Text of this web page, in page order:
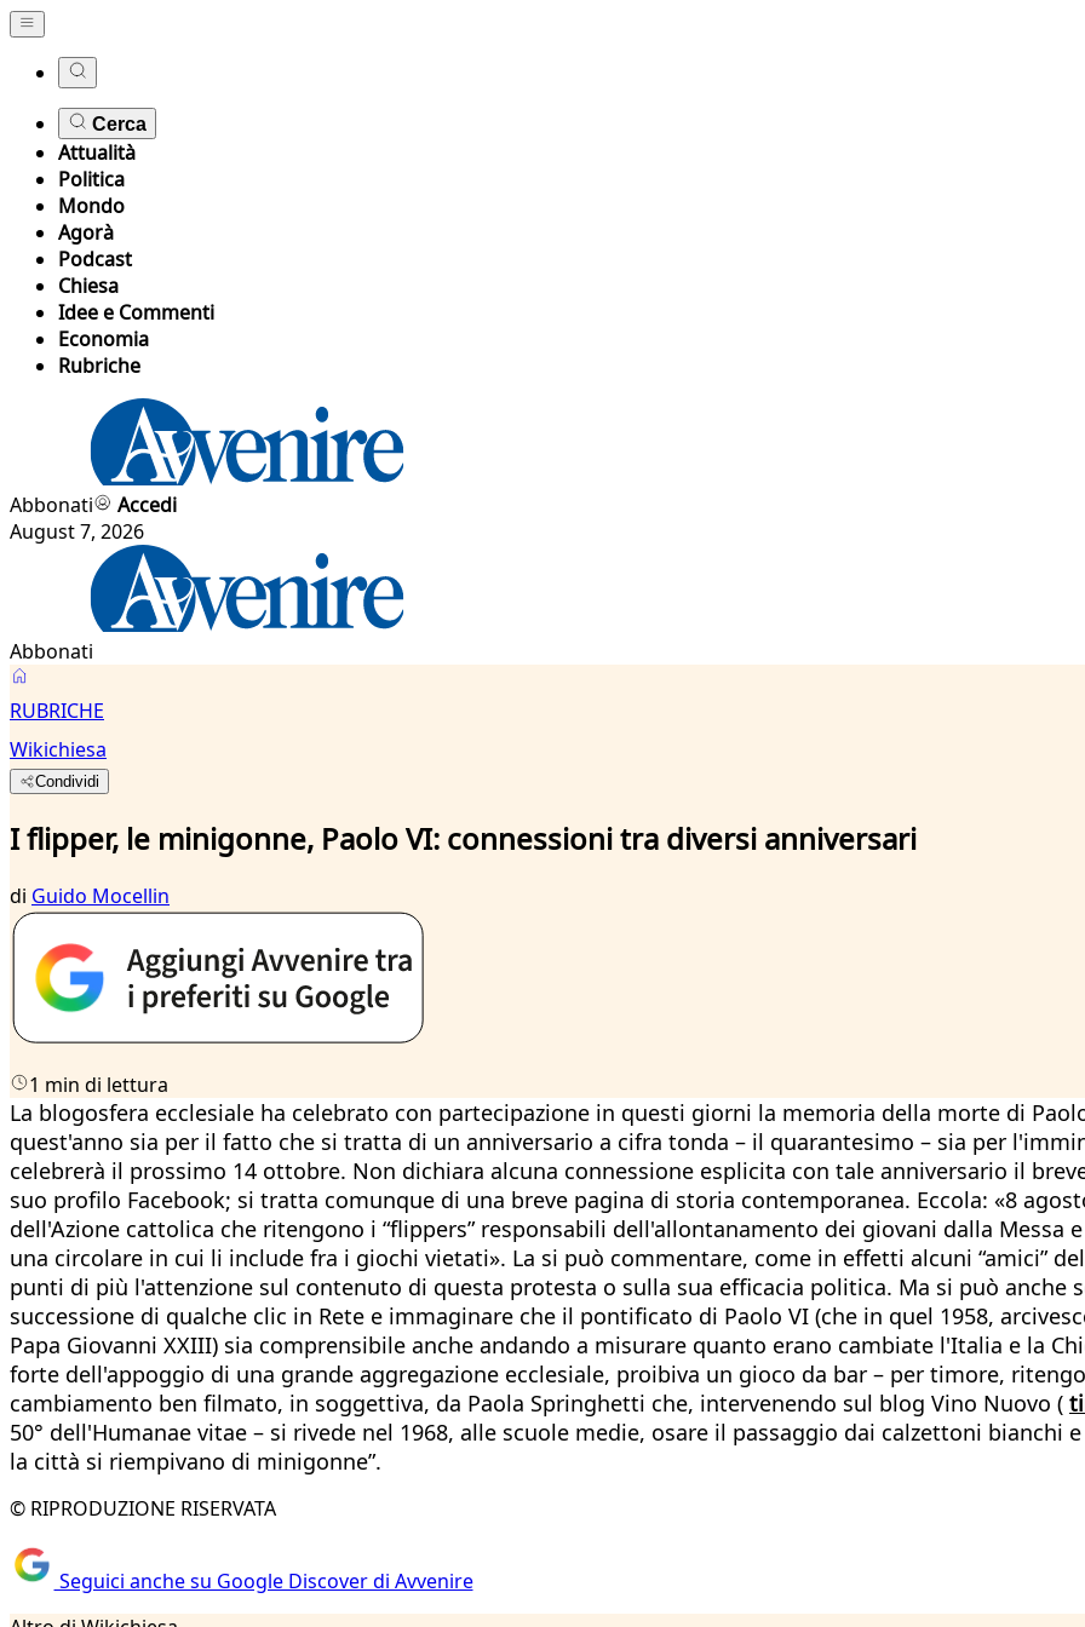
Cerca
Attualità
Politica
Mondo
Agorà
Podcast
Chiesa
Idee e Commenti
Economia
Rubriche
Abbonati
Accedi
August 7, 2026
Abbonati
RUBRICHE
Wikichiesa
Condividi
I flipper, le minigonne, Paolo VI: connessioni tra diversi anniversari
di Guido Mocellin
1 min di lettura
La blogosfera ecclesiale ha celebrato con partecipazione in questi giorni la memoria della morte di
quest'anno sia per il fatto che si tratta di un anniversario a cifra tonda – il quarantesimo – sia per
celebrerà il prossimo 14 ottobre. Non dichiara alcuna connessione esplicita con tale anniversario il
suo profilo Facebook; si tratta comunque di una breve pagina di storia contemporanea. Eccola: «8
dell'Azione cattolica che ritengono i “flippers” responsabili dell'allontanamento dei giovani dalla
una circolare in cui li include fra i giochi vietati». La si può commentare, come in effetti alcuni “amici”
punti di più l'attenzione sul contenuto di questa protesta o sulla sua efficacia politica. Ma si può anche
successione di qualche clic in Rete e immaginare che il pontificato di Paolo VI (che in quel 1958,
Papa Giovanni XXIII) sia comprensibile anche andando a misurare quanto erano cambiate l'Italia e la
forte dell'appoggio di una grande aggregazione ecclesiale, proibiva un gioco da bar – per timore,
cambiamento ben filmato, in soggettiva, da Paola Springhetti che, intervenendo sul blog Vino Nuovo (
50° dell'Humanae vitae – si rivede nel 1968, alle scuole medie, osare il passaggio dai calzettoni bianchi
la città si riempivano di minigonne”.
© RIPRODUZIONE RISERVATA
Seguici anche su Google Discover di Avvenire